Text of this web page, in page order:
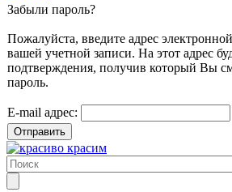
Забыли пароль?
Пожалуйста, введите адрес
вашей учетной записи. На этот адрес
подтверждения, получив который Вы
пароль.
E-mail адрес:
Отправить